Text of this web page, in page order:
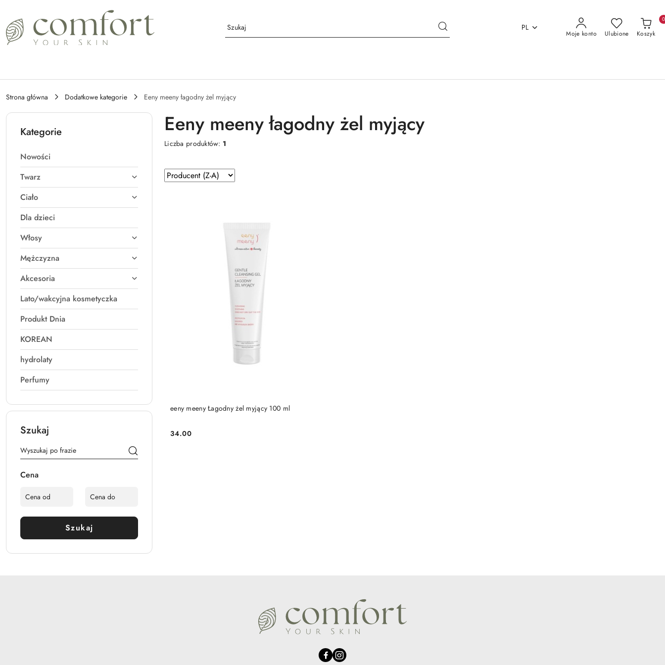
Przejdź do treści głównej
Przejdź do wyszukiwarki
Przejdź do moje konto
Przejdź do menu głównego
PL
Moje konto Ulubione Koszyk
0
Strona główna Dodatkowe kategorie Eeny meeny łagodny żel myjący
Kategorie
Nowości
Twarz
Ciało
Dla dzieci
Włosy
Mężczyzna
Akcesoria
Lato/wakcyjna kosmetyczka
Produkt Dnia
KOREAN
hydrolaty
Perfumy
Szukaj
Cena
Szukaj
Eeny meeny łagodny żel myjący
Liczba produktów: 1
Zastosowano
sortowanie:
Sortuj
według
eeny meeny Łagodny żel myjący 100 ml
Cena:
34.00
PRODUKT NIEDOSTĘPNY